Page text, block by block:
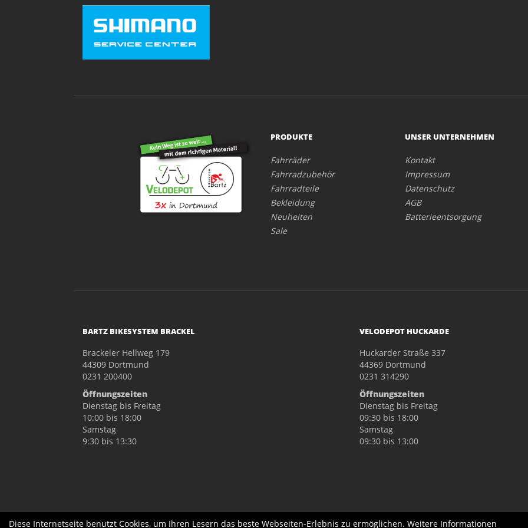
PRODUKTE
Fahrräder
Fahrradzubehör
Fahrradteile
Bekleidung
Neuheiten
Sale
UNSER UNTERNEHMEN
Kontakt
Impressum
Datenschutz
AGB
Batterieentsorgung
BARTZ BIKESYSTEM BRACKEL
Brackeler Hellweg 179
44309 Dortmund
0231 200400
Öffnungszeiten
Dienstag bis Freitag
10:00 bis 18:00
Samstag
9:30 bis 13:30
VELODEPOT HUCKARDE
Huckarder Straße 337
44369 Dortmund
0231 314290
Öffnungszeiten
Dienstag bis Freitag
09:30 bis 18:00
Samstag
09:30 bis 13:00
Diese Internetseite benutzt Cookies, um Ihren Lesern das beste Webseiten-Erlebnis zu ermöglichen. Weitere Informationen